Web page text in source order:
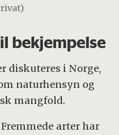
bekjempelse
diskuteres i Norge,
naturhensyn og
mangfold.
arter har